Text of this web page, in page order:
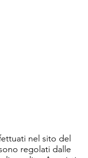
nel sito del
regolati dalle